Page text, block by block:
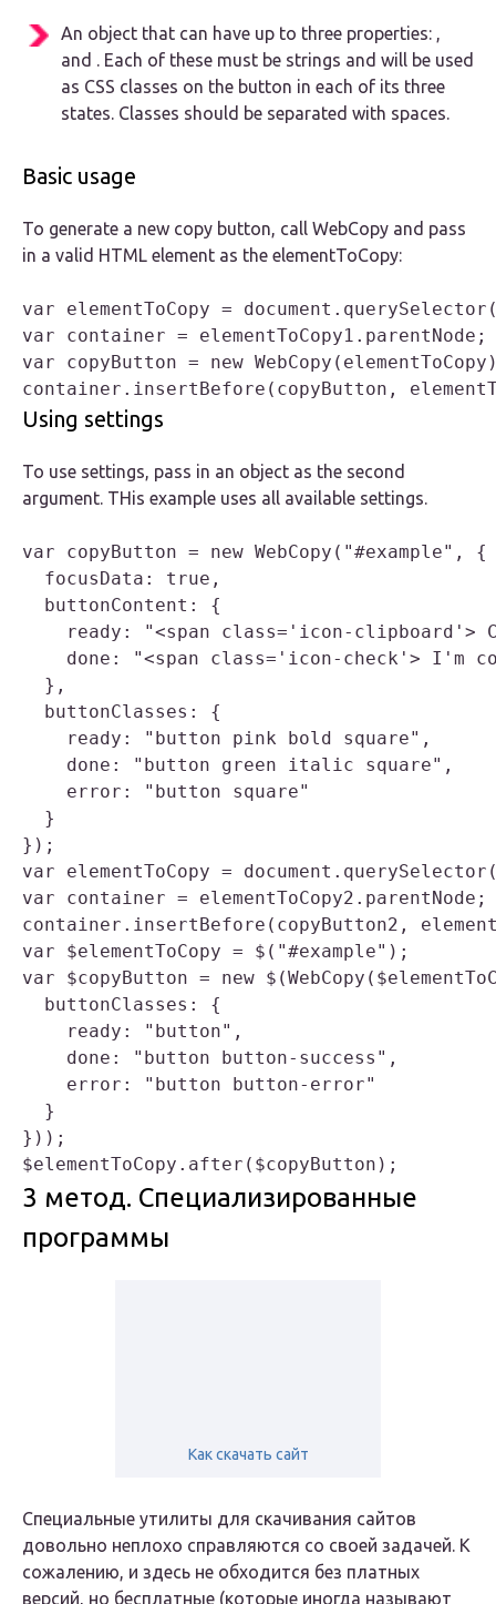
An object that can have up to three properties: ,
and . Each of these must be strings and will be used
as CSS classes on the button in each of its three
states. Classes should be separated with spaces.
Basic usage
To generate a new copy button, call WebCopy and pass
in a valid HTML element as the elementToCopy:
var elementToCopy =
var container =
var copyButton = new
container.insertBefore(copyButton,
Using settings
To use settings, pass in an object as the second
argument. THis example uses all available settings.
var copyButton = new
focusData: true,
  buttonContent: {
ready: "<span class='icon-clipboard'>
done: "<span class='icon-check'> I'm
  },
  buttonClasses: {
ready: "button pink bold square",
done: "button green italic square",
error: "button square"
  }
});
var elementToCopy =
var container =
container.insertBefore(copyButton2,
var $elementToCopy = $("#example");
var $copyButton = new
buttonClasses: {
    ready: "button",
    done: "button button-success",
    error: "button button-error"
  }
}));
$elementToCopy.after($copyButton);
3 метод. Специализированные
программы
Как скачать сайт
Специальные утилиты для скачивания сайтов
довольно неплохо справляются со своей задачей. К
сожалению, и здесь не обходится без платных
версий, но бесплатные (которые иногда называют